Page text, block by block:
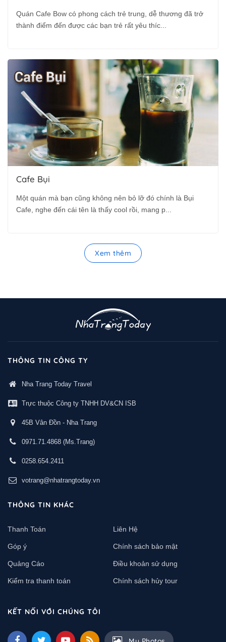
Quán Cafe Bow có phong cách trẻ trung, dễ thương đã trở
thành điểm đến được các bạn trẻ rất yêu thíc...
Cafe Bụi
Một quán mà bạn cũng không nên bỏ lỡ đó chính là Bụi
Cafe, nghe đến cái tên là thấy cool rồi, mang p...
Xem thêm
THÔNG TIN CÔNG TY
Nha Trang Today Travel
Trực thuộc Công ty TNHH DV&CN ISB
45B Vân Đồn - Nha Trang
0971.71.4868 (Ms.Trang)
0258.654.2411
votrang@nhatrangtoday.vn
THÔNG TIN KHÁC
Thanh Toán Liên Hệ
Góp ý Chính sách bảo mật
Quảng Cáo Điều khoản sử dụng
Kiểm tra thanh toán Chính sách hủy tour
KẾT NỐI VỚI CHÚNG TÔI